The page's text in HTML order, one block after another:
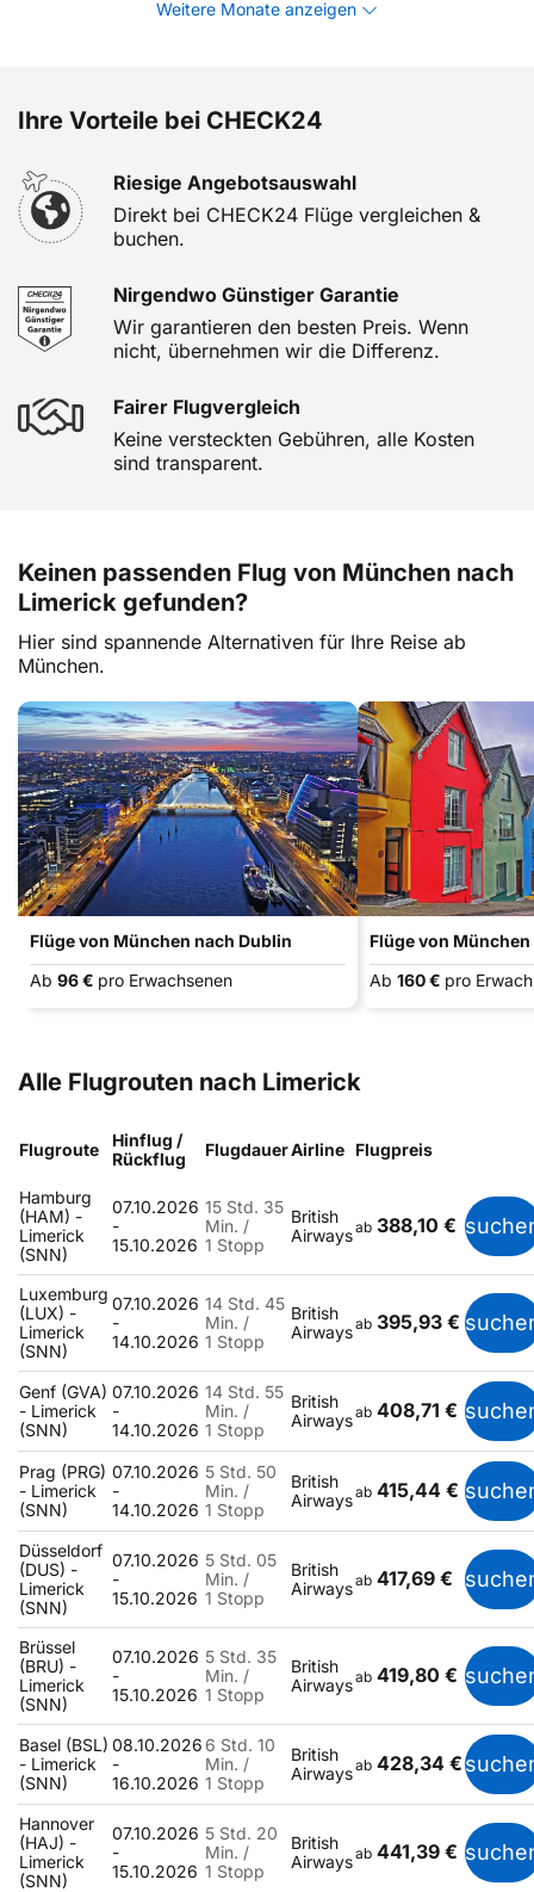
Weitere Monate anzeigen
Ihre Vorteile bei CHECK24
Riesige Angebotsauswahl
Direkt bei CHECK24 Flüge vergleichen &
buchen.
Nirgendwo Günstiger Garantie
Wir garantieren den besten Preis. Wenn
nicht, übernehmen wir die Differenz.
Fairer Flugvergleich
Keine versteckten Gebühren, alle Kosten
sind transparent.
Keinen passenden Flug von München nach
Limerick gefunden?
Hier sind spannende Alternativen für Ihre Reise ab
München.
Flüge von München nach Dublin
Ab 96 € pro Erwachsenen
Flüge von
Ab 160 € pro
Alle Flugrouten nach Limerick
Flugroute
Hinflug /
Rückflug
FlugdauerAirline Flugpreis
Hamburg
(HAM) -
Limerick
(SNN)
07.10.2026
-
15.10.2026
15 Std. 35
Min. /
1 Stopp
British
Airwaysab 388,10 €
Luxemburg
(LUX) -
Limerick
(SNN)
07.10.2026
-
14.10.2026
14 Std. 45
Min. /
1 Stopp
British
Airwaysab 395,93 €
Genf (GVA)
- Limerick
(SNN)
07.10.2026
-
14.10.2026
14 Std. 55
Min. /
1 Stopp
British
Airwaysab 408,71 €
Prag (PRG)
- Limerick
(SNN)
07.10.2026
-
14.10.2026
5 Std. 50
Min. /
1 Stopp
British
Airwaysab 415,44 €
Düsseldorf
(DUS) -
Limerick
(SNN)
07.10.2026
-
15.10.2026
5 Std. 05
Min. /
1 Stopp
British
Airwaysab 417,69 €
Brüssel
(BRU) -
Limerick
(SNN)
07.10.2026
-
15.10.2026
5 Std. 35
Min. /
1 Stopp
British
Airwaysab 419,80 €
Basel (BSL)
- Limerick
(SNN)
08.10.2026
-
16.10.2026
6 Std. 10
Min. /
1 Stopp
British
Airwaysab 428,34 €
Hannover
(HAJ) -
Limerick
(SNN)
07.10.2026
-
15.10.2026
5 Std. 20
Min. /
1 Stopp
British
Airwaysab 441,39 €